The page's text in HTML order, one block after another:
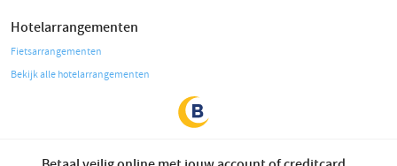
Hotelarrangementen
Fietsarrangementen
Bekijk alle hotelarrangementen